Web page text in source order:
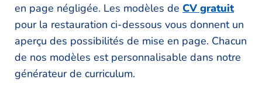
en page négligée. Les modèles de CV gratuit
pour la restauration ci-dessous vous donnent un
aperçu des possibilités de mise en page. Chacun
de nos modèles est personnalisable dans notre
générateur de curriculum.